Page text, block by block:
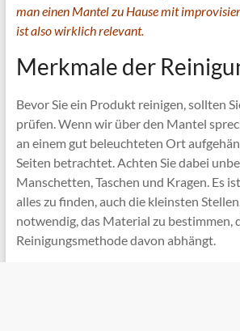
man einen Mantel zu Hause mit
ist also wirklich relevant.
Merkmale der
Bevor Sie ein Produkt reinigen, sollten
prüfen. Wenn wir über den Mantel
an einem gut beleuchteten Ort
Seiten betrachtet. Achten Sie dabei
Manschetten, Taschen und Kragen. Es
alles zu finden, auch die kleinsten
notwendig, das Material zu bestimmen,
Reinigungsmethode davon abhängt.